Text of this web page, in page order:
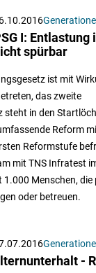
I: Entlastung
spürbar
ist mit
das zweite
steht in den
Reform
Reformstufe
mit TNS Infratest
Menschen, die
oder betreuen.
-